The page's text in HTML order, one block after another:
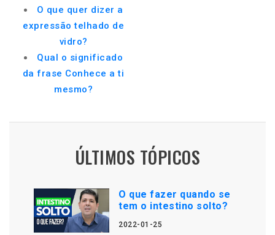
O que quer dizer a
expressão telhado de
vidro?
Qual o significado
da frase Conhece a ti
mesmo?
ÚLTIMOS TÓPICOS
O que fazer quando se
tem o intestino solto?
2022-01-25